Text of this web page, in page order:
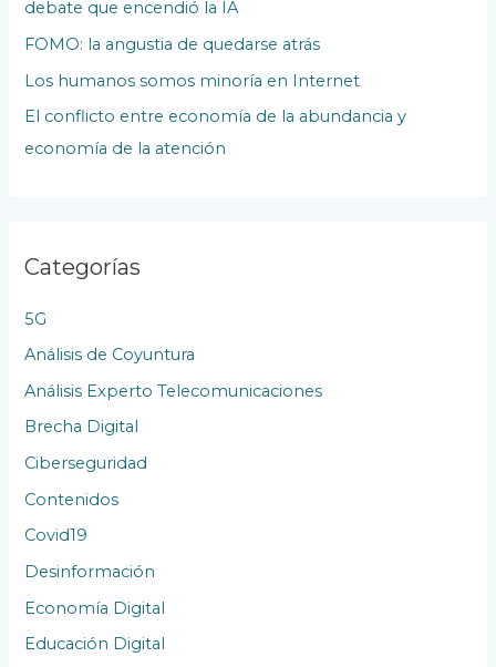
P
u
b
l
i
n
e
s
debate que encendió la IA
FOMO: la angustia de quedarse atrás
Los humanos somos minoría en Internet
El conflicto entre economía de la abundancia y
economía de la atención
Categorías
5G
Análisis de Coyuntura
Análisis Experto Telecomunicaciones
Brecha Digital
Ciberseguridad
Contenidos
Covid19
Desinformación
Economía Digital
Educación Digital